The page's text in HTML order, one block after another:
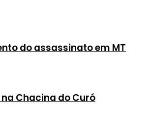
do assassinato em MT
Chacina do Curó